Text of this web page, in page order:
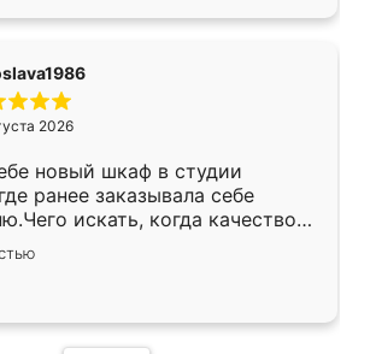
2026
новый шкаф в студии
ранее заказывала себе
искать, когда качеством
Служит кухня уже почти
нет.